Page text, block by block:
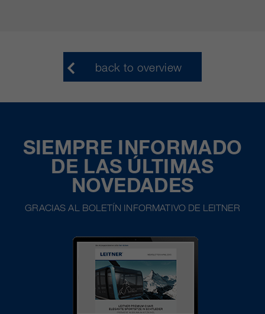
back to overview
SIEMPRE INFORMADO
DE LAS ÚLTIMAS
NOVEDADES
GRACIAS AL BOLETÍN INFORMATIVO DE LEITNER